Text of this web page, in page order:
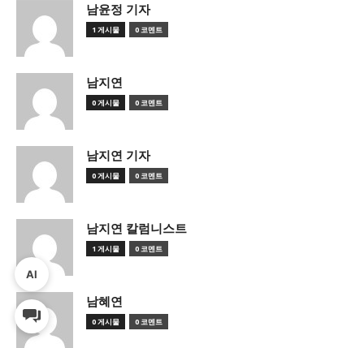
남윤정 기자
1 게시물 0 코멘트
남지연
0 게시물 0 코멘트
남지연 기자
0 게시물 0 코멘트
남지연 칼럼니스트
1 게시물 0 코멘트
남혜연
0 게시물 0 코멘트
AI